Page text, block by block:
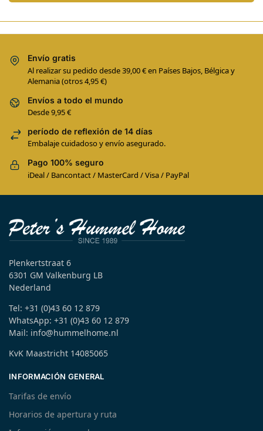
Envío gratis
Al realizar su pedido desde 39,00 € en Países Bajos, Bélgica y
Alemania (otros 4,95 €)
Envíos a todo el mundo
Desde 9,95 €
período de reflexión de 14 días
Embalaje cuidadoso y envío asegurado.
Pago 100% seguro
iDeal / Bancontact / MasterCard / Visa / PayPal
Plenkertstraat 6
6301 GM Valkenburg LB
Nederland
Tel: +31 (0)43 60 12 879
WhatsApp: +31 (0)43 60 12 879
Mail: info@hummelhome.nl
KvK Maastricht 14085065
INFORMACIÓN GENERAL
Tarifas de envío
Horarios de apertura y ruta